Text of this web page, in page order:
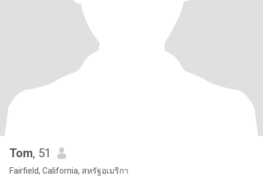
Tom, 51
Fairfield, California, สหรัฐอเมริกา